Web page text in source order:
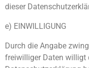
dieser
e) EINWILLIGUNG
Durch die Angabe
freiwilliger Daten willigt